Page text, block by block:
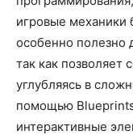
игровые механики
особенно полезно
так как позволяет
углубляясь в
помощью
интерактивные